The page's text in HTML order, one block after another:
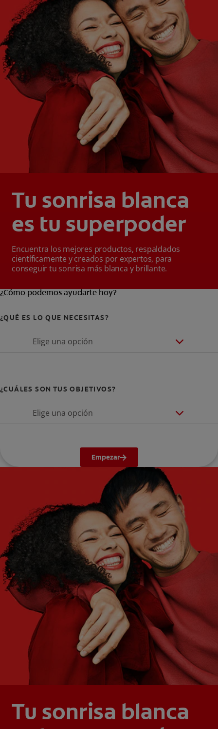
Tu sonrisa blanca
es tu superpoder
Encuentra los mejores productos, respaldados
científicamente y creados por expertos, para
conseguir tu sonrisa más blanca y brillante.
¿Cómo podemos ayudarte hoy?
¿QUÉ ES LO QUE NECESITAS?
Elige una opción
¿CUÁLES SON TUS OBJETIVOS?
Elige una opción
Empezar
Tu sonrisa blanca